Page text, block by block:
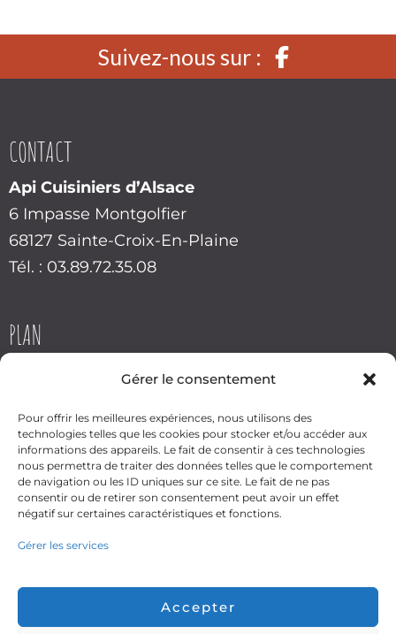
Gérer le consentement
Pour offrir les meilleures expériences, nous utilisons des
technologies telles que les cookies pour stocker et/ou accéder aux
informations des appareils. Le fait de consentir à ces technologies
nous permettra de traiter des données telles que le comportement
de navigation ou les ID uniques sur ce site. Le fait de ne pas
consentir ou de retirer son consentement peut avoir un effet
négatif sur certaines caractéristiques et fonctions.
Gérer les services
Accepter
Suivez-nous sur :
CONTACT
Api Cuisiniers d’Alsace
6 Impasse Montgolfier
68127 Sainte-Croix-En-Plaine
Tél. : 03.89.72.35.08
PLAN
Cliquez pour accepter les
cookies marketing et activer
ce contenu